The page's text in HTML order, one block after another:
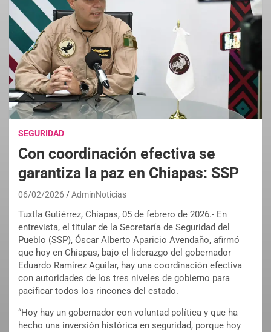
SEGURIDAD
Con coordinación efectiva se
garantiza la paz en Chiapas: SSP
06/02/2026 AdminNoticias
Tuxtla Gutiérrez, Chiapas, 05 de febrero de 2026.- En
entrevista, el titular de la Secretaría de Seguridad del
Pueblo (SSP), Óscar Alberto Aparicio Avendaño, afirmó
que hoy en Chiapas, bajo el liderazgo del gobernador
Eduardo Ramírez Aguilar, hay una coordinación efectiva
con autoridades de los tres niveles de gobierno para
pacificar todos los rincones del estado.
“Hoy hay un gobernador con voluntad política y que ha
hecho una inversión histórica en seguridad, porque hoy